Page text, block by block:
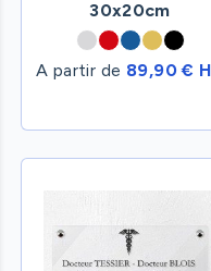
30x20cm
A partir de 89,90 €